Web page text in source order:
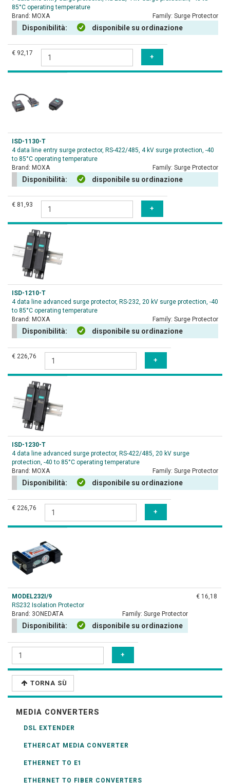
85°C operating temperature
Brand: MOXA Family: Surge Protector
Disponibilità: disponibile su ordinazione
€ 92,17
ISD-1130-T
4 data line entry surge protector, RS-422/485, 4 kV surge protection, -40
to 85°C operating temperature
Brand: MOXA Family: Surge Protector
Disponibilità: disponibile su ordinazione
€ 81,93
ISD-1210-T
4 data line advanced surge protector, RS-232, 20 kV surge protection, -40
to 85°C operating temperature
Brand: MOXA Family: Surge Protector
Disponibilità: disponibile su ordinazione
€ 226,76
ISD-1230-T
4 data line advanced surge protector, RS-422/485, 20 kV surge
protection, -40 to 85°C operating temperature
Brand: MOXA Family: Surge Protector
Disponibilità: disponibile su ordinazione
€ 226,76
MODEL232I/9
RS232 Isolation Protector
Brand: 3ONEDATA Family: Surge Protector
Disponibilità: disponibile su ordinazione
€ 16,18
TORNA SÙ
MEDIA CONVERTERS
DSL EXTENDER
ETHERCAT MEDIA CONVERTER
ETHERNET TO E1
ETHERNET TO FIBER CONVERTERS